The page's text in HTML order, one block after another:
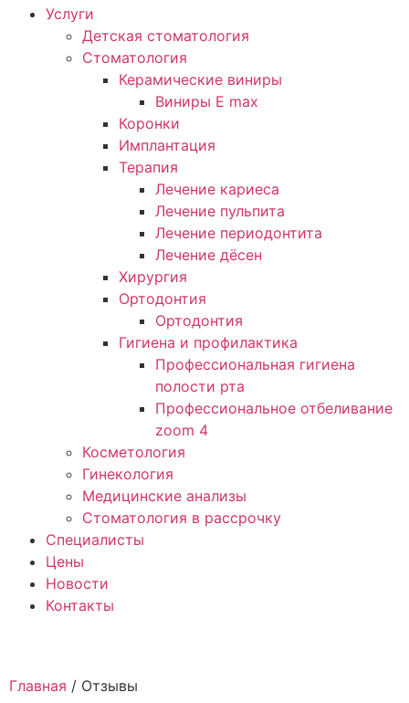
Услуги
Детская стоматология
Стоматология
Керамические виниры
Виниры E max
Коронки
Имплантация
Терапия
Лечение кариеса
Лечение пульпита
Лечение периодонтита
Лечение дёсен
Хирургия
Ортодонтия
Ортодонтия
Гигиена и профилактика
Профессиональная гигиена
полости рта
Профессиональное отбеливание
zoom 4
Косметология
Гинекология
Медицинские анализы
Стоматология в рассрочку
Специалисты
Цены
Новости
Контакты
Главная / Отзывы